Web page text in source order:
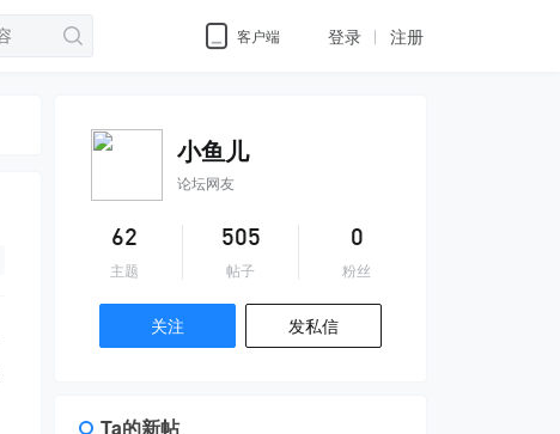
客户端 登录 注册
小鱼儿
论坛网友
62
主题
505
帖子
0
粉丝
关注 发私信
Ta的新帖